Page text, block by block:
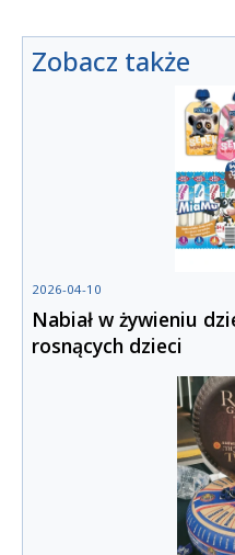
Zobacz także
2026-04-10
Nabiał w żywieniu
rosnących dzieci